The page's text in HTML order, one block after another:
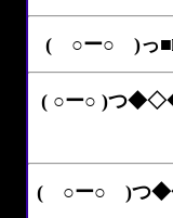
( ○ー○ )っ
( ○ー○ )つ
( ○ー○ )つ